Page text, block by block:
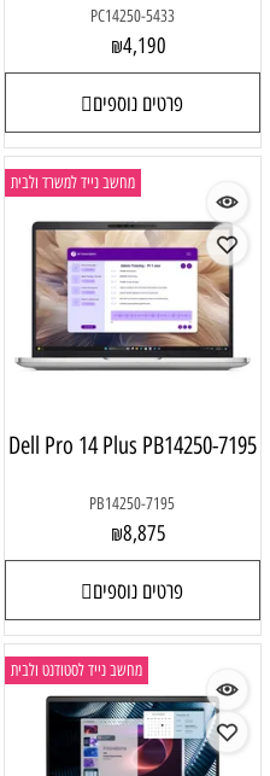
PC14250-5433
₪4,190
פרטים נוספים
מחשב נייד למשרד ולבית
Dell Pro 14 Plus PB14250-7195
PB14250-7195
₪8,875
פרטים נוספים
מחשב נייד לסטודנט ולבית